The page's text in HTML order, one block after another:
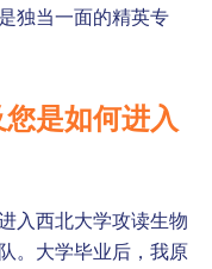
独当一面的精英专
是如何进入
入西北大学攻读生物
。大学毕业后，我原